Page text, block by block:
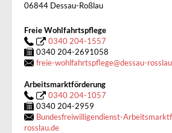
06844 Dessau-Roßlau
Freie Wohlfahrtspflege
0340 204-1557
0340 204-2691058
freie-wohlfahrtspflege@dessau-
Arbeitsmarktförderung
0340 204-1057
0340 204-2959
Bundesfreiwilligendienst-
rosslau.de